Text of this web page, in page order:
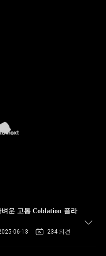
운 고통 Coblation 플라
06-13 234 의견